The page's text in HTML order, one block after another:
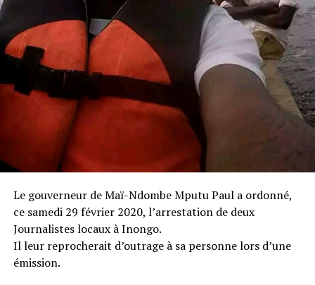
Le gouverneur de Maï-Ndombe Mputu Paul a ordonné,
ce samedi 29 février 2020, l’arrestation de deux
Journalistes locaux à Inongo.
Il leur reprocherait d’outrage à sa personne lors d’une
émission.